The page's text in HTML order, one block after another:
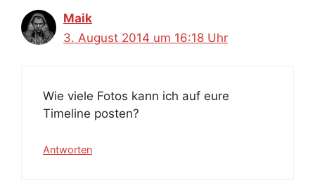
Maik
3. August 2014 um 16:18 Uhr
Wie viele Fotos kann ich auf eure
Timeline posten?
Antworten